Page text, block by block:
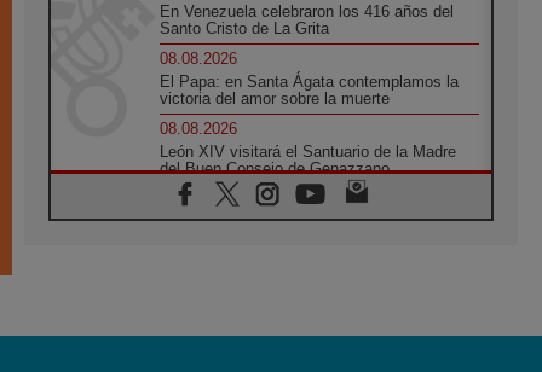
En Venezuela celebraron los 416 años del
Santo Cristo de La Grita
08.08.2026
El Papa: en Santa Ágata contemplamos la
victoria del amor sobre la muerte
08.08.2026
León XIV visitará el Santuario de la Madre
del Buen Consejo de Genazzano
07.08.2026
Filipinas: el Vicariato Apostólico de Calapán
07.08.2026